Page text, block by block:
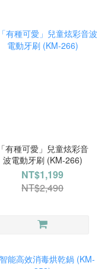
「有種可愛」兒童炫彩音
波電動牙刷 (KM-266)
NT$1,199
NT$2,490